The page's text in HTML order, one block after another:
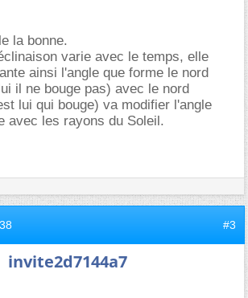
la bonne.
varie avec le temps, elle
ainsi l'angle que forme le nord
il ne bouge pas) avec le nord
lui qui bouge) va modifier l'angle
avec les rayons du Soleil.
#3
invite2d7144a7